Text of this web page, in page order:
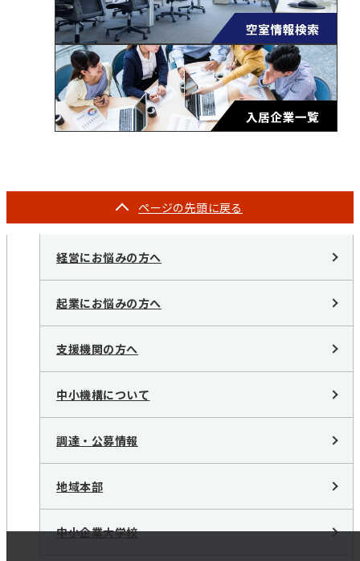
ページの先頭に戻る
経営にお悩みの方へ
起業にお悩みの方へ
支援機関の方へ
中小機構について
調達・公募情報
地域本部
中小企業大学校